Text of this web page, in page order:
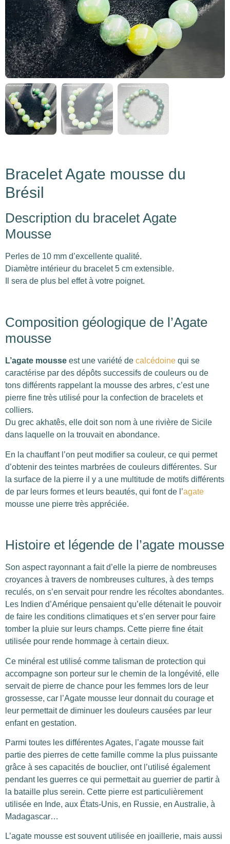
Bracelet Agate mousse du
Brésil
Description du bracelet Agate
Mousse
Perles de 10 mm d’excellente qualité.
Diamètre intérieur du bracelet 5 cm extensible.
Il sera de plus bel effet à votre poignet.
Composition géologique de l’Agate
mousse
L’agate mousse est une variété de calcédoine qui se
caractérise par des dépôts successifs de couleurs ou de
tons différents rappelant la mousse des arbres, c’est une
pierre fine très utilisé pour la confection de bracelets et
colliers.
Du grec akhatês, elle doit son nom à une rivière de Sicile
dans laquelle on la trouvait en abondance.
En la chauffant l’on peut modifier sa couleur, ce qui permet
d’obtenir des teintes marbrées de couleurs différentes. Sur
la surface de la pierre il y a une multitude de motifs différents
de par leurs formes et leurs beautés, qui font de l’agate
mousse une pierre très appréciée.
Histoire et légende de l’agate mousse
Son aspect rayonnant a fait d’elle la pierre de nombreuses
croyances à travers de nombreuses cultures, à des temps
reculés, on s’en servait pour rendre les récoltes abondantes.
Les Indien d’Amérique pensaient qu’elle détenait le pouvoir
de faire les conditions climatiques et s’en server pour faire
tomber la pluie sur leurs champs. Cette pierre fine était
utilisée pour rende hommage à certain dieux.
Ce minéral est utilisé comme talisman de protection qui
accompagne son porteur sur le chemin de la longévité, elle
servait de pierre de chance pour les femmes lors de leur
grossesse, car l’Agate mousse leur donnait du courage et
leur permettait de diminuer les douleurs causées par leur
enfant en gestation.
Parmi toutes les différentes Agates, l’agate mousse fait
partie des pierres de cette famille comme la plus puissante
grâce à ses capacités de bouclier, ont l’utilisé également
pendant les guerres ce qui permettait au guerrier de partir à
la bataille plus serein. Cette pierre est particulièrement
utilisée en Inde, aux États-Unis, en Russie, en Australie, à
Madagascar…
L’agate mousse est souvent utilisée en joaillerie, mais aussi